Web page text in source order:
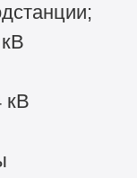
кВ